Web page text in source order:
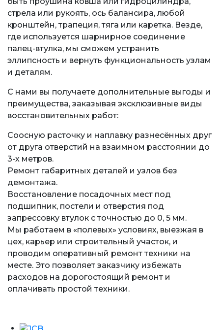
стрела или рукоять, ось балансира, любой
кронштейн, трапеция, тяга или каретка. Везде,
где используется шарнирное соединение
палец-втулка, мы сможем устранить
эллипсность и вернуть функциональность узлам
и деталям.
С нами вы получаете дополнительные выгоды и
преимущества, заказывая эксклюзивные виды
восстановительных работ:
Соосную расточку и наплавку разнесённых друг
от друга отверстий на взаимном расстоянии до
3-х метров.
Ремонт габаритных деталей и узлов без
демонтажа.
Восстановление посадочных мест под
подшипник, постели и отверстия под
запрессовку втулок с точностью до 0, 5 мм.
Мы работаем в «полевых» условиях, выезжая в
цех, карьер или строительный участок, и
проводим оперативный ремонт техники на
месте. Это позволяет заказчику избежать
расходов на дорогостоящий ремонт и
оплачивать простой техники.